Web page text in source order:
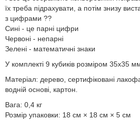
їх треба підрахувати, а потім знизу
з цифрами ??
Сині - це парні цифри
Червоні - непарні
Зелені - математичні знаки
У комплекті 9 кубиків розміром 35х35
Матеріал: дерево, сертифіковані
водній основі, картон.
Вага: 0,4 кг
Розмір упаковки: 18 см × 18 см × 5 см